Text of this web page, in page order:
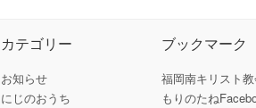
カテゴリー
お知らせ
にじのおうち
ブックマーク
福岡南キリスト
もりのたね